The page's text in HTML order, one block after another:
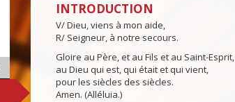
INTRODUCTION
V/ Dieu, viens à mon aide,
R/ Seigneur, à notre secours.
Gloire au Père, et au Fils et au Saint-Esprit,
au Dieu qui est, qui était et qui vient,
pour les siècles des siècles.
Amen. (Alléluia.)